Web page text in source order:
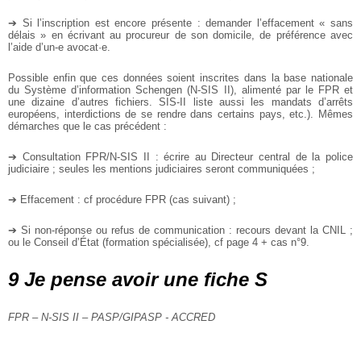
➔ Si l’inscription est encore présente : demander l’effacement « sans
délais » en écrivant au procureur de son domicile, de préférence avec
l’aide d’un-e avocat·e.
Possible enfin que ces données soient inscrites dans la base nationale
du Système d’information Schengen (N-SIS II), alimenté par le FPR et
une dizaine d’autres fichiers. SIS-II liste aussi les mandats d’arrêts
européens, interdictions de se rendre dans certains pays, etc.). Mêmes
démarches que le cas précédent :
➔ Consultation FPR/N-SIS II : écrire au Directeur central de la police
judiciaire ; seules les mentions judiciaires seront communiquées ;
➔ Effacement : cf procédure FPR (cas suivant) ;
➔ Si non-réponse ou refus de communication : recours devant la CNIL ;
ou le Conseil d’État (formation spécialisée), cf page 4 + cas n°9.
9 Je pense avoir une fiche S
FPR – N-SIS II – PASP/GIPASP - ACCRED